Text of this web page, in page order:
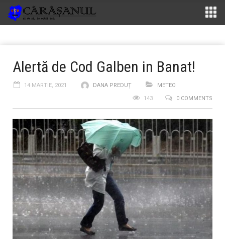
Alertă de Cod Galben in Banat!
14 MARTIE, 2021 DANA PREDUȚ
METEO
0 COMMENTS
143